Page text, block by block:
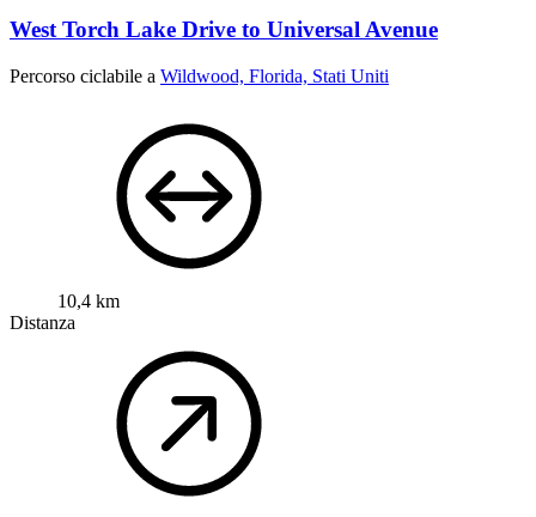
West Torch Lake Drive to Universal Avenue
Percorso ciclabile a Wildwood, Florida, Stati Uniti
10,4 km
Distanza